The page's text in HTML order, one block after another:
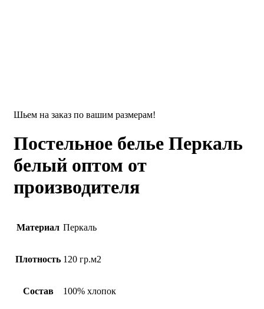
Шьем на заказ по вашим размерам!
Постельное белье Перкаль
белый оптом от
производителя
Материал Перкаль
Плотность 120 гр.м2
Состав 100% хлопок